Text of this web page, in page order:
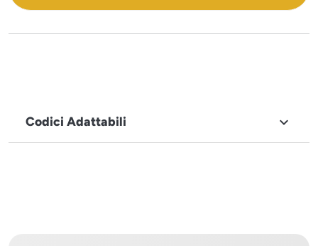
Codici Adattabili 